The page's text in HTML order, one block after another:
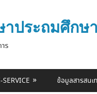
ประถมศึกษ
ร
SERVICE ข้อมูลสารสนเ